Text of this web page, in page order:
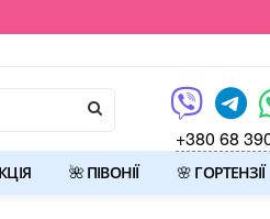
+380 68
🌺 ПІВОНІЇ 🌸 ГОРТЕНЗІЇ